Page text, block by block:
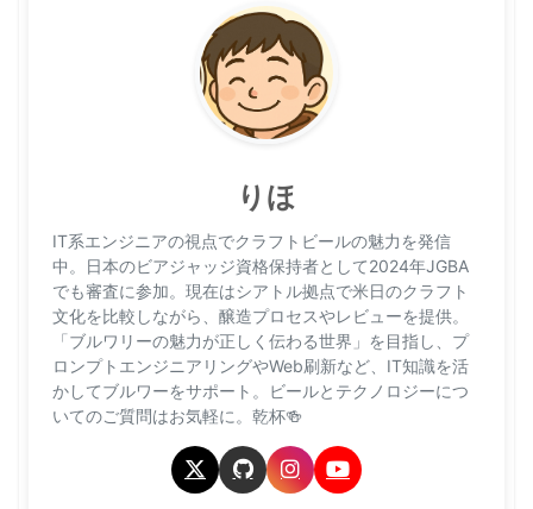
りほ
IT系エンジニアの視点でクラフトビールの魅力を発信
中。日本のビアジャッジ資格保持者として2024年JGBA
でも審査に参加。現在はシアトル拠点で米日のクラフト
文化を比較しながら、醸造プロセスやレビューを提供。
「ブルワリーの魅力が正しく伝わる世界」を目指し、プ
ロンプトエンジニアリングやWeb刷新など、IT知識を活
かしてブルワーをサポート。ビールとテクノロジーにつ
いてのご質問はお気軽に。乾杯🍻